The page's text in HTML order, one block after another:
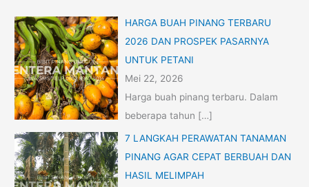
HARGA BUAH PINANG TERBARU
2026 DAN PROSPEK PASARNYA
UNTUK PETANI
Mei 22, 2026
Harga buah pinang terbaru. Dalam
beberapa tahun […]
7 LANGKAH PERAWATAN TANAMAN
PINANG AGAR CEPAT BERBUAH DAN
HASIL MELIMPAH